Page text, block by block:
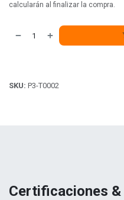
calcularán al finalizar la compra.
SKU: P3-T0002
Certificaciones &